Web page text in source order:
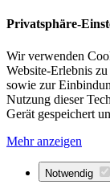
Privatsphäre-
Wir verwenden
Website-Erlebnis
sowie zur
Nutzung dieser
Gerät gespeichert
Mehr anzeigen
Notwendig